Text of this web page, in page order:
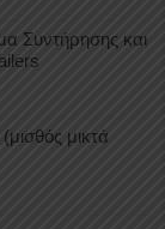
Συντήρησης και
μικτά